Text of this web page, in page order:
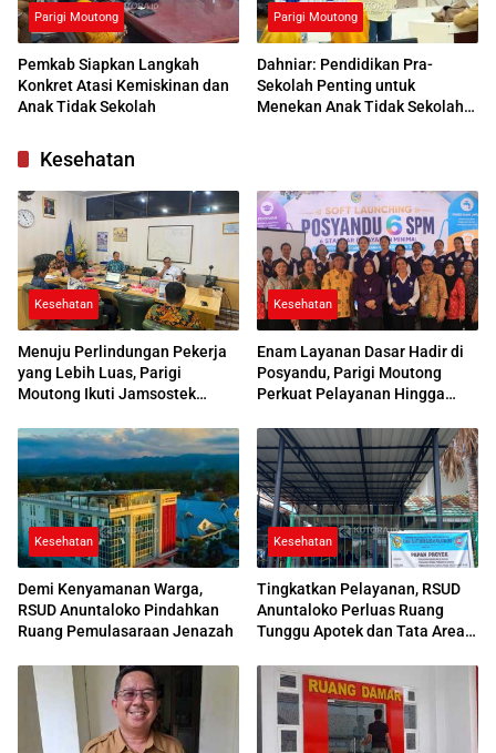
Parigi Moutong
Pemkab Siapkan Langkah
Konkret Atasi Kemiskinan dan
Anak Tidak Sekolah
Parigi Moutong
Dahniar: Pendidikan Pra-
Sekolah Penting untuk
Menekan Anak Tidak Sekolah
Kesehatan
Kesehatan
Menuju Perlindungan Pekerja
yang Lebih Luas, Parigi
Moutong Ikuti Jamsostek
Kesehatan
Enam Layanan Dasar Hadir di
Posyandu, Parigi Moutong
Perkuat Pelayanan Hingga
Kesehatan
Demi Kenyamanan Warga,
RSUD Anuntaloko Pindahkan
Ruang Pemulasaraan Jenazah
Kesehatan
Tingkatkan Pelayanan, RSUD
Anuntaloko Perluas Ruang
Tunggu Apotek dan Tata Area